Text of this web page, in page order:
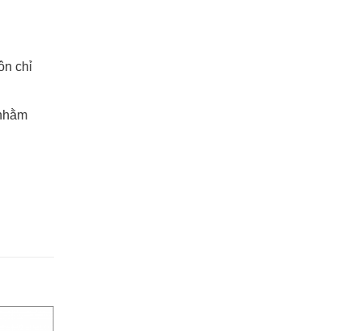
chỉ